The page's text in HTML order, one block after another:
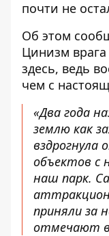
почти не
Об этом
Цинизм врага
здесь, ведь
чем с
«Два года
землю как
вздрогнула
объектов с
наш парк.
приняли за
отмечают